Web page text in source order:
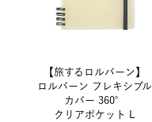
【旅するロルバーン】
ロルバーン フレキシブル
カバー 360°
クリアポケット L